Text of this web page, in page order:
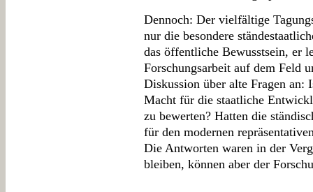
Dennoch: Der vielfältige
nur die besondere
das öffentliche Bewusstsein, er
Forschungsarbeit auf dem Feld
Diskussion über alte Fragen an:
Macht für die staatliche
zu bewerten? Hatten die
für den modernen
Die Antworten waren in der
bleiben, können aber der